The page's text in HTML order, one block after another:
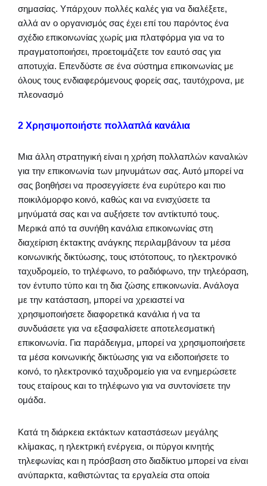
σημασίας. Υπάρχουν πολλές καλές για να διαλέξετε,
αλλά αν ο οργανισμός σας έχει επί του παρόντος ένα
σχέδιο επικοινωνίας χωρίς μια πλατφόρμα για να το
πραγματοποιήσει, προετοιμάζετε τον εαυτό σας για
αποτυχία. Επενδύστε σε ένα σύστημα επικοινωνίας με
όλους τους ενδιαφερόμενους φορείς σας, ταυτόχρονα, με
πλεονασμό
2 Χρησιμοποιήστε πολλαπλά κανάλια
Μια άλλη στρατηγική είναι η χρήση πολλαπλών καναλιών
για την επικοινωνία των μηνυμάτων σας. Αυτό μπορεί να
σας βοηθήσει να προσεγγίσετε ένα ευρύτερο και πιο
ποικιλόμορφο κοινό, καθώς και να ενισχύσετε τα
μηνύματά σας και να αυξήσετε τον αντίκτυπό τους.
Μερικά από τα συνήθη κανάλια επικοινωνίας στη
διαχείριση έκτακτης ανάγκης περιλαμβάνουν τα μέσα
κοινωνικής δικτύωσης, τους ιστότοπους, το ηλεκτρονικό
ταχυδρομείο, το τηλέφωνο, το ραδιόφωνο, την τηλεόραση,
τον έντυπο τύπο και τη δια ζώσης επικοινωνία. Ανάλογα
με την κατάσταση, μπορεί να χρειαστεί να
χρησιμοποιήσετε διαφορετικά κανάλια ή να τα
συνδυάσετε για να εξασφαλίσετε αποτελεσματική
επικοινωνία. Για παράδειγμα, μπορεί να χρησιμοποιήσετε
τα μέσα κοινωνικής δικτύωσης για να ειδοποιήσετε το
κοινό, το ηλεκτρονικό ταχυδρομείο για να ενημερώσετε
τους εταίρους και το τηλέφωνο για να συντονίσετε την
ομάδα.
Κατά τη διάρκεια εκτάκτων καταστάσεων μεγάλης
κλίμακας, η ηλεκτρική ενέργεια, οι πύργοι κινητής
τηλεφωνίας και η πρόσβαση στο διαδίκτυο μπορεί να είναι
ανύπαρκτα, καθιστώντας τα εργαλεία στα οποία